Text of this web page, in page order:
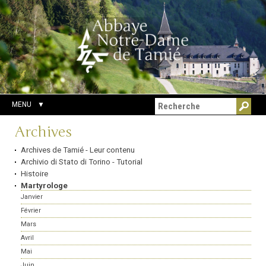
Aller
au
contenu.
|
Aller
à
la
navigation
Outils
personnels
Chercher par
Recherche
avancée…
MENU
Navigation
Archives
Archives de Tamié - Leur contenu
Archivio di Stato di Torino - Tutorial
Histoire
Martyrologe
Janvier
Février
Mars
Avril
Mai